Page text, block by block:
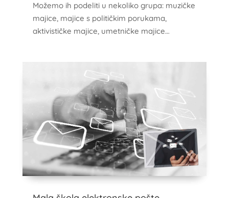
Možemo ih podeliti u nekoliko grupa: muzičke
majice, majice s političkim porukama,
aktivističke majice, umetničke majice…